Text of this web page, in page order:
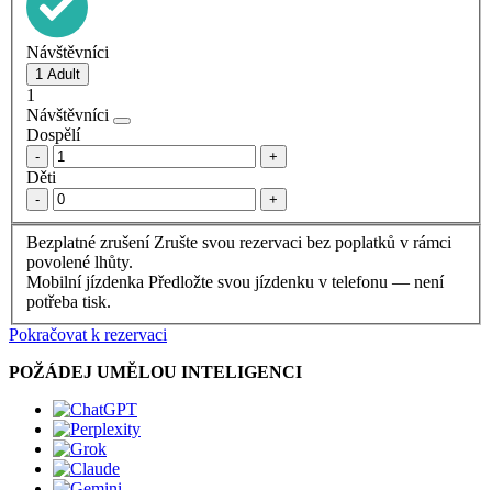
Návštěvníci
1
Návštěvníci
Dospělí
- +
Děti
- +
Bezplatné zrušení Zrušte svou rezervaci bez poplatků v rámci
povolené lhůty.
Mobilní jízdenka Předložte svou jízdenku v telefonu — není
potřeba tisk.
Pokračovat k rezervaci
POŽÁDEJ UMĚLOU INTELIGENCI